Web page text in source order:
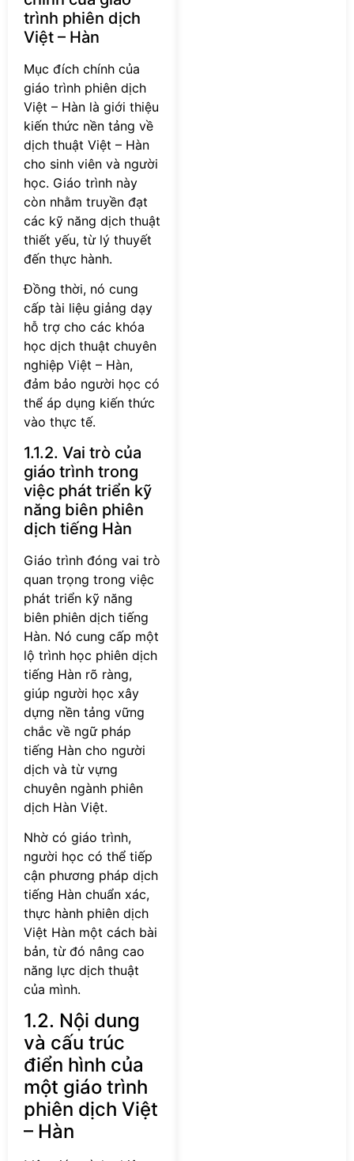
trình phiên dịch
Việt – Hàn
Mục đích chính của
giáo trình phiên dịch
Việt – Hàn là giới thiệu
kiến thức nền tảng về
dịch thuật Việt – Hàn
cho sinh viên và người
học. Giáo trình này
còn nhằm truyền đạt
các kỹ năng dịch thuật
thiết yếu, từ lý thuyết
đến thực hành.
Đồng thời, nó cung
cấp tài liệu giảng dạy
hỗ trợ cho các khóa
học dịch thuật chuyên
nghiệp Việt – Hàn,
đảm bảo người học có
thể áp dụng kiến thức
vào thực tế.
1.1.2. Vai trò của
giáo trình trong
việc phát triển kỹ
năng biên phiên
dịch tiếng Hàn
Giáo trình đóng vai trò
quan trọng trong việc
phát triển kỹ năng
biên phiên dịch tiếng
Hàn. Nó cung cấp một
lộ trình học phiên dịch
tiếng Hàn rõ ràng,
giúp người học xây
dựng nền tảng vững
chắc về ngữ pháp
tiếng Hàn cho người
dịch và từ vựng
chuyên ngành phiên
dịch Hàn Việt.
Nhờ có giáo trình,
người học có thể tiếp
cận phương pháp dịch
tiếng Hàn chuẩn xác,
thực hành phiên dịch
Việt Hàn một cách bài
bản, từ đó nâng cao
năng lực dịch thuật
của mình.
1.2. Nội dung
và cấu trúc
điển hình của
một giáo trình
phiên dịch Việt
– Hàn